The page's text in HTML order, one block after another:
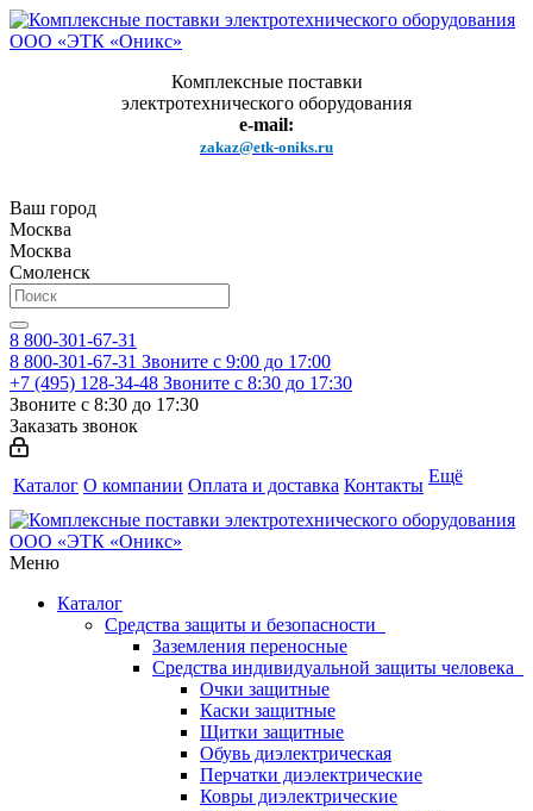
Комплексные поставки
электротехнического оборудования
e-mail:
zakaz@etk-oniks.ru
Ваш город
Москва
Москва
Смоленск
8 800-301-67-31
8 800-301-67-31 Звоните с 9:00 до 17:00
+7 (495) 128-34-48 Звоните с 8:30 до 17:30
Звоните с 8:30 до 17:30
Заказать звонок
Каталог О компании Оплата и доставка Контакты Ещё
Меню
Каталог
Средства защиты и безопасности
Заземления переносные
Средства индивидуальной защиты человека
Очки защитные
Каски защитные
Щитки защитные
Обувь диэлектрическая
Перчатки диэлектрические
Ковры диэлектрические